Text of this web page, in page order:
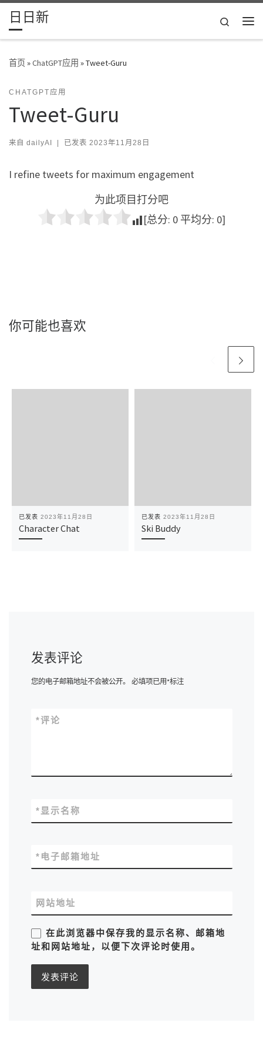
Skip to content
日日新
Search
首页»ChatGPT应用 »Tweet-Guru
CHATGPT应用
Tweet-Guru
来自 dailyAI | 已发表 2023年11月28日
I refine tweets for maximum engagement
为此项目打分吧
[总分: 0 平均分: 0]
你可能也喜欢
已发表 2023年11月28日
Character Chat
已发表 2023年11月28日
Ski Buddy
发表评论
您的电子邮箱地址不会被公开。 必填项已用*标注
评论
*
显示名称
*
电子邮箱地址
*
网站地址
在此浏览器中保存我的显示名称、邮箱地
址和网站地址，以便下次评论时使用。